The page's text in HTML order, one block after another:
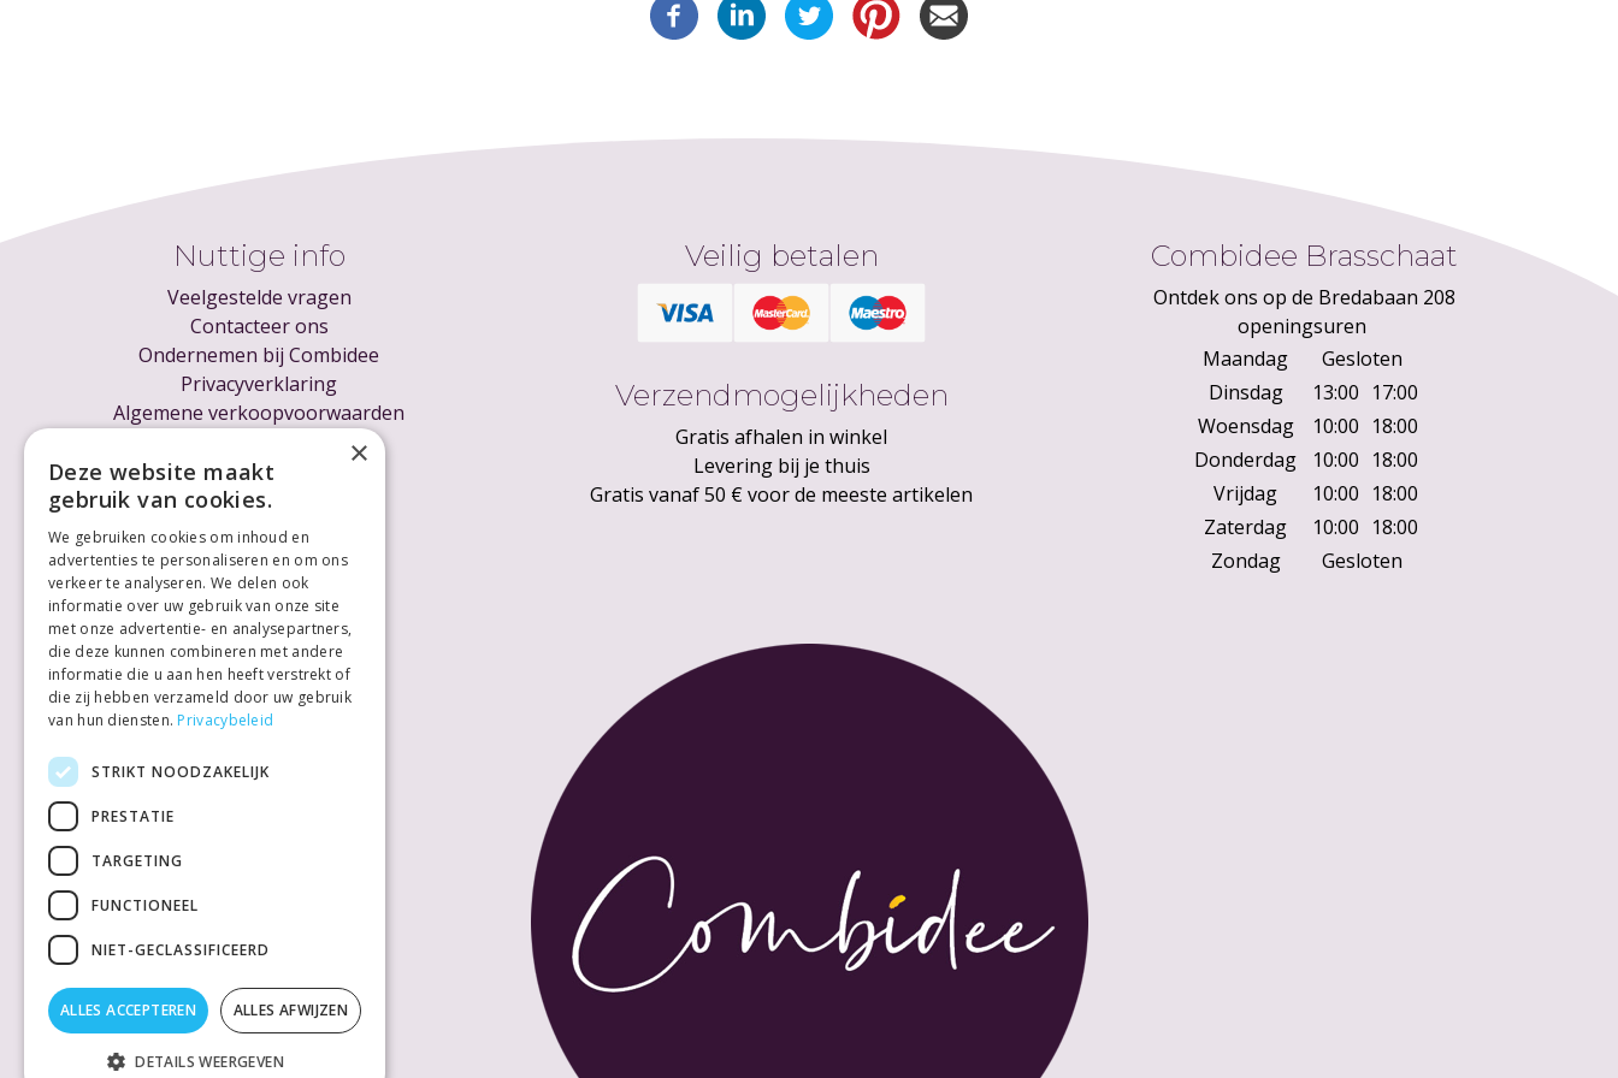
Nuttige info
Veelgestelde vragen
Contacteer ons
Ondernemen bij Combidee
Privacyverklaring
Algemene verkoopvoorwaarden
Voor ondernemers
Veilig betalen
Verzendmogelijkheden
Gratis afhalen in winkel
Levering bij je thuis
Gratis vanaf 50 € voor de meeste artikelen
Combidee Brasschaat
Ontdek ons op de Bredabaan 208
openingsuren
Maandag
Gesloten
Dinsdag
13:00 17:00
Woensdag
10:00 18:00
Donderdag
10:00 18:00
Vrijdag
10:00 18:00
Zaterdag
10:00 18:00
Zondag
Gesloten
×
Deze website maakt
gebruik van cookies.
We gebruiken cookies om inhoud en
advertenties te personaliseren en om ons
verkeer te analyseren. We delen ook
informatie over uw gebruik van onze site
met onze advertentie- en analysepartners,
die deze kunnen combineren met andere
informatie die u aan hen heeft verstrekt of
die zij hebben verzameld door uw gebruik
van hun diensten. Privacybeleid
STRIKT NOODZAKELIJK
PRESTATIE
TARGETING
FUNCTIONEEL
NIET-GECLASSIFICEERD
ALLES ACCEPTEREN ALLES AFWIJZEN
DETAILS WEERGEVEN